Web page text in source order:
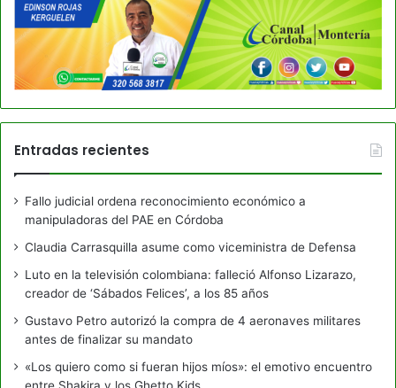
Entradas recientes
Fallo judicial ordena reconocimiento económico a
manipuladoras del PAE en Córdoba
Claudia Carrasquilla asume como viceministra de Defensa
Luto en la televisión colombiana: falleció Alfonso Lizarazo,
creador de ‘Sábados Felices’, a los 85 años
Gustavo Petro autorizó la compra de 4 aeronaves militares
antes de finalizar su mandato
«Los quiero como si fueran hijos míos»: el emotivo encuentro
entre Shakira y los Ghetto Kids